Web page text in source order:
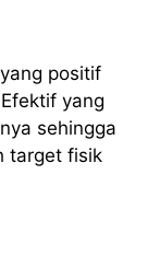
positif
yang
sehingga
target fisik